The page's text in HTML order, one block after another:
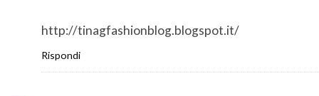
http://tinagfashionblog.blogspot.it/
Rispondi